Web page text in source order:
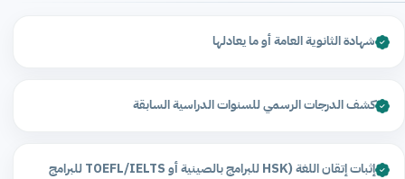
شهادة الثانوية العامة أو ما يعادلها
كشف الدرجات الرسمي للسنوات الدراسية السابقة
إثبات إتقان اللغة (HSK للبرامج بالصينية أو TOEFL/IELTS للبرامج